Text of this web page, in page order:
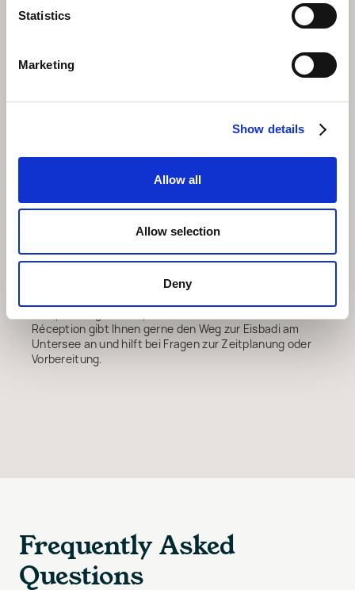
Statistics
Marketing
Show details
Allow all
Allow selection
Deny
überziehen lässt. Manche bringen eine Thermoskanne
und der Pfad ist mit Winterschuhen gut zu bewältigen.
Eisbaden und Altein,
Untersee, sodass das Eisbaden zugänglich ist, ohne
müssen. Nach Ihrer Einheit bietet der Spa des Hotels
zusätzliche Wärme und Raum zur Erholung, mit
beheizten Pools, Saunen und Ruhebereichen, in denen
Sie das Wohlgefühl ausdehnen können, das auf die
Untersee und den Wellnessangeboten des Hotels
Réception gibt Ihnen gerne den Weg zur Eisbadi am
Untersee an und hilft bei Fragen zur Zeitplanung oder
Vorbereitung.
Frequently Asked
Questions